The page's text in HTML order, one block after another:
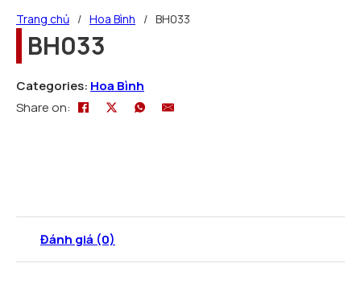
Trang chủ / Hoa Bình / BH033
BH033
Categories: Hoa Bình
Share on:
Đánh giá (0)